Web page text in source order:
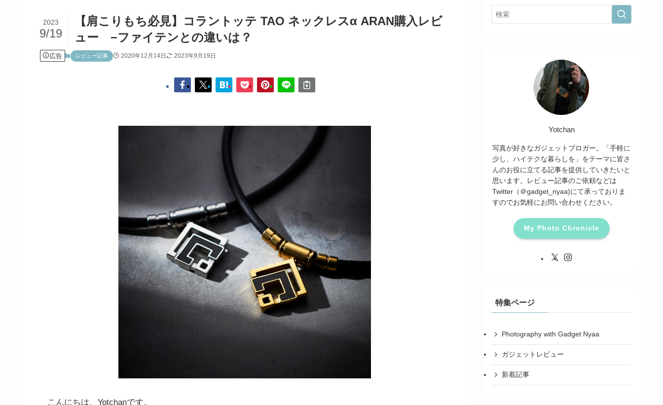
【肩こりもち必見】コラントッテ TAO ネックレスα ARAN購入レビ
ュー −ファイテンとの違いは？
2023
9/19
広告 レビュー記事 2020年12月14日 2023年9月19日
こんにちは、Yotchanです。
Yotchan
写真が好きなガジェットブロガー。「手軽に
少し、ハイテクな暮らしを」をテーマに皆さ
んのお役に立てる記事を提供していきたいと
思います。レビュー記事のご依頼などは
Twitter（＠gadget_nyaa)にて承っておりま
すのでお気軽にお問い合わせください。
My Photo Chronicle
特集ページ
Photography with Gadget Nyaa
ガジェットレビュー
新着記事